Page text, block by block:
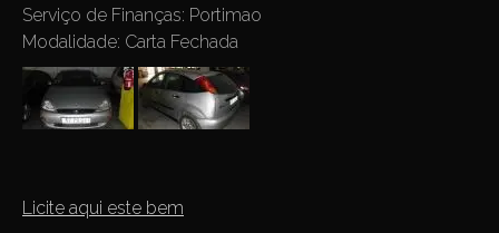
Serviço de Finanças: Portimao
Modalidade: Carta Fechada
Licite aqui este bem